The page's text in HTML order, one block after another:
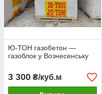
Ю-ТОН газобетон —
газоблок у Вознесенську
3 300 ₴/куб.м